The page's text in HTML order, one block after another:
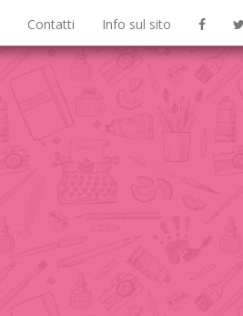
Contatti Info sul sito